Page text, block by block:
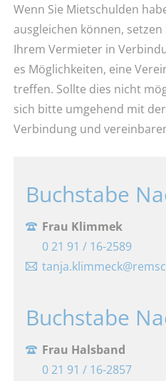
Wenn Sie Mietschulden
ausgleichen können,
Ihrem Vermieter in
es Möglichkeiten, eine
treffen. Sollte dies nicht
sich bitte umgehend mit
Verbindung und
Buchstabe
Frau Klimmek
0 21 91 / 16-2589
Buchstabe
Frau Halsband
0 21 91 / 16-2857